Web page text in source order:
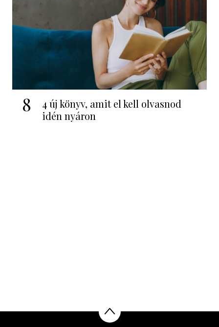
8
4 új könyv, amit el kell olvasnod
idén nyáron